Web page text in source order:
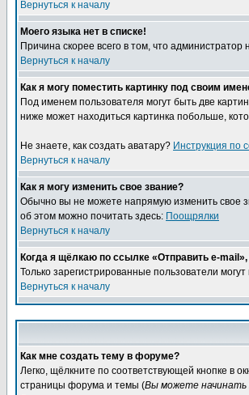
Вернуться к началу
Моего языка нет в списке!
Причина скорее всего в том, что
Вернуться к началу
Как я могу поместить картинку под своим
Под именем пользователя могут быть две
ниже может находиться картинка побольше,
Не знаете, как создать аватару? Инструкция по
Вернуться к началу
Как я могу изменить свое звание?
Обычно вы не можете напрямую изменить свое
об этом можно почитать здесь: Поощрялки
Вернуться к началу
Когда я щёлкаю по ссылке «Отправить e-
Только зарегистрированные пользователи
Вернуться к началу
Как мне создать тему в форуме?
Легко, щёлкните по соответствующей кнопке в
страницы форума и темы (Вы можете